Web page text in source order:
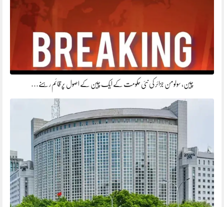
چین، سولومن جزائر کی نئی حکومت کے ایک چین کے اصول پر قائم رہنے…